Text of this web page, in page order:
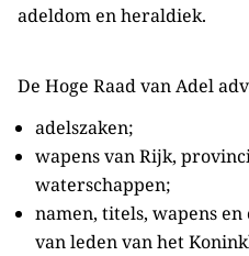
adeldom en heraldiek.
De Hoge Raad van Adel
adelszaken;
wapens van Rijk,
waterschappen;
namen, titels, wapens
van leden van het